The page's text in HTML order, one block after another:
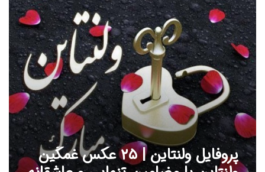
پروفایل ولنتاین | ۲۵ عکس غمگین